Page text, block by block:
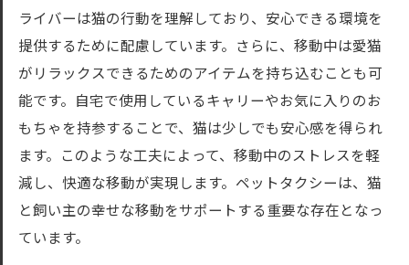
ライバーは猫の行動を理解しており、安心できる環境を
提供するために配慮しています。さらに、移動中は愛猫
がリラックスできるためのアイテムを持ち込むことも可
能です。自宅で使用しているキャリーやお気に入りのお
もちゃを持参することで、猫は少しでも安心感を得られ
ます。このような工夫によって、移動中のストレスを軽
減し、快適な移動が実現します。ペットタクシーは、猫
と飼い主の幸せな移動をサポートする重要な存在となっ
ています。